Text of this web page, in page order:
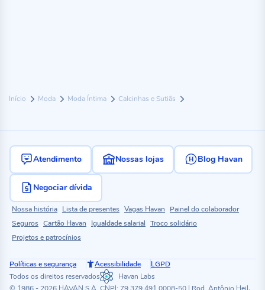
Início Moda Moda Íntima Calcinhas e Sutiãs
Atendimento Nossas lojas Blog Havan
Negociar dívida
Nossa história Lista de presentes Vagas Havan
Painel do colaborador
Seguros Cartão Havan Igualdade salarial Troco solidário
Projetos e patrocínios
Políticas e segurança Acessibilidade
LGPD
Todos os direitos reservados
Havan Labs